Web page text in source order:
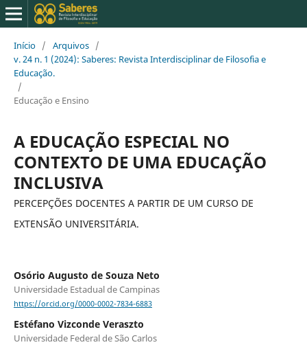
Início / Arquivos /
v. 24 n. 1 (2024): Saberes: Revista Interdisciplinar de Filosofia e
Educação.
/
Educação e Ensino
A EDUCAÇÃO ESPECIAL NO
CONTEXTO DE UMA EDUCAÇÃO
INCLUSIVA
PERCEPÇÕES DOCENTES A PARTIR DE UM CURSO DE
EXTENSÃO UNIVERSITÁRIA.
Osório Augusto de Souza Neto
Universidade Estadual de Campinas
https://orcid.org/0000-0002-7834-6883
Estéfano Vizconde Veraszto
Universidade Federal de São Carlos